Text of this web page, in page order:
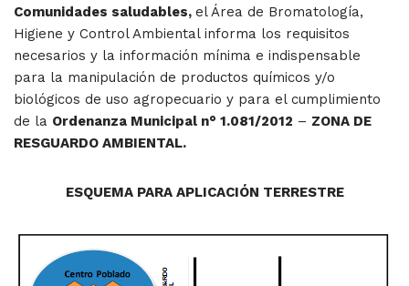
Comunidades saludables, el Área de Bromatología,
Higiene y Control Ambiental informa los requisitos
necesarios y la información mínima e indispensable
para la manipulación de productos químicos y/o
biológicos de uso agropecuario y para el cumplimiento
de la Ordenanza Municipal n° 1.081/2012 – ZONA DE
RESGUARDO AMBIENTAL.
ESQUEMA PARA APLICACIÓN TERRESTRE